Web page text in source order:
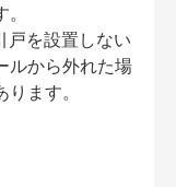
を設置しない
ルから外れた場
ます。